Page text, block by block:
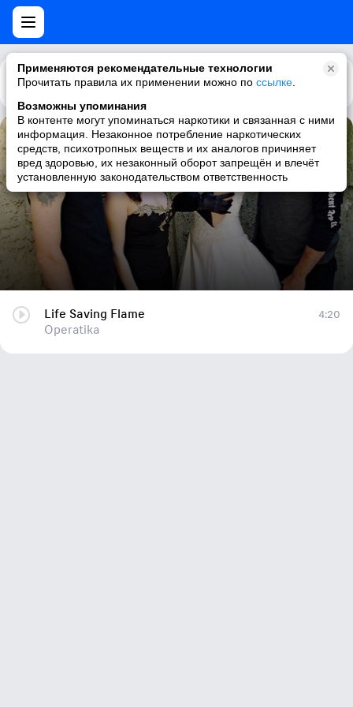
Применяются рекомендательные технологии
Прочитать правила их применении можно по ссылке
Возможны упоминания
В контенте могут упоминаться наркотики и связанная с ними
информация. Незаконное потребление наркотических
средств, психотропных веществ и их аналогов причиняет
вред здоровью, их незаконный оборот запрещён и влечёт
установленную законодательством ответственность
Каталог Рекомендации
Life Saving Flame
Operatika
Life Saving Flame
Operatika
4:20